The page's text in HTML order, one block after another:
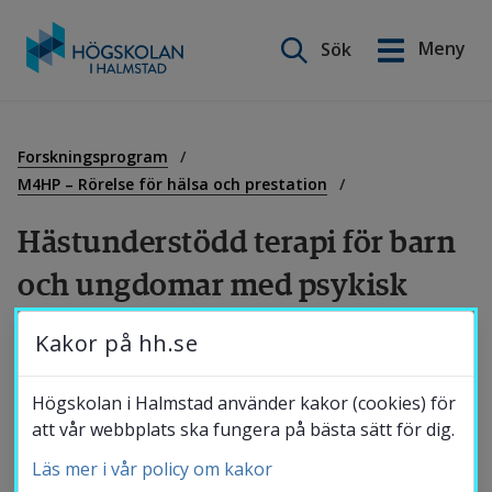
innehåll
Sök
Meny
Forskningsprogram
M4HP – Rörelse för hälsa och prestation
Hästunderstödd terapi för barn
och ungdomar med psykisk
ohälsa
Projektet syftar till att beskriva erfarenheter
av hästunderstödda terapeutiska aktiviteter
för barn och unga mellan 7 och 18 år, med
English
Utbildning
Forskning
Samverkan
Om Högskolan
Kakor på hh.se
Högskolan i Halmstad använder kakor (cookies) för
att vår webbplats ska fungera på bästa sätt för dig.
Läs mer i vår policy om kakor